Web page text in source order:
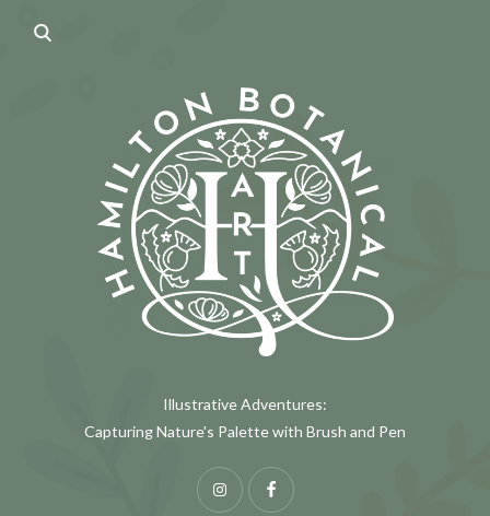
Illustrative Adventures:
Capturing Nature's Palette with Brush and Pen
InstagramFacebook